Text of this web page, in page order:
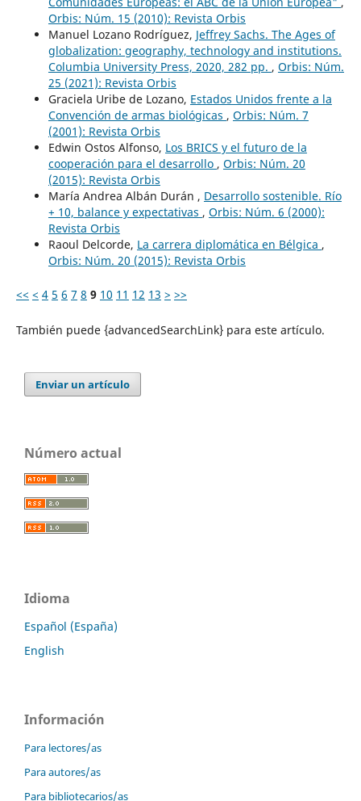
Orbis: Núm. 15 (2010): Revista Orbis
Manuel Lozano Rodríguez, Jeffrey Sachs. The Ages of
globalization: geography, technology and institutions.
Columbia University Press, 2020, 282 pp. , Orbis: Núm.
25 (2021): Revista Orbis
Graciela Uribe de Lozano, Estados Unidos frente a la
Convención de armas biológicas , Orbis: Núm. 7
(2001): Revista Orbis
Edwin Ostos Alfonso, Los BRICS y el futuro de la
cooperación para el desarrollo , Orbis: Núm. 20
(2015): Revista Orbis
María Andrea Albán Durán , Desarrollo sostenible. Río
+ 10, balance y expectativas , Orbis: Núm. 6 (2000):
Revista Orbis
Raoul Delcorde, La carrera diplomática en Bélgica ,
Orbis: Núm. 20 (2015): Revista Orbis
<< < 4 5 6 7 8 9 10 11 12 13 > >>
También puede {advancedSearchLink} para este artículo.
Enviar un artículo
Número actual
Idioma
Español (España)
English
Información
Para lectores/as
Para autores/as
Para bibliotecarios/as